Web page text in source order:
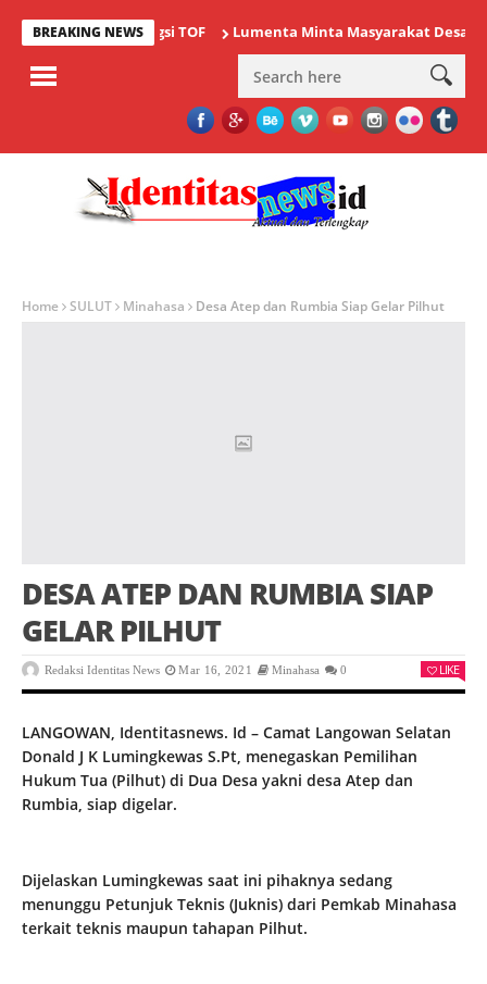
BREAKING NEWS
Ajang Bergengsi TOF Lumenta Minta Masyarakat Desa Tolok
Home SULUT Minahasa Desa Atep dan Rumbia Siap Gelar Pilhut
DESA ATEP DAN RUMBIA SIAP
GELAR PILHUT
Redaksi Identitas News Mar 16, 2021 Minahasa 0 LIKE
LANGOWAN, Identitasnews. Id – Camat Langowan Selatan
Donald J K Lumingkewas S.Pt, menegaskan Pemilihan
Hukum Tua (Pilhut) di Dua Desa yakni desa Atep dan
Rumbia, siap digelar.
Dijelaskan Lumingkewas saat ini pihaknya sedang
menunggu Petunjuk Teknis (Juknis) dari Pemkab Minahasa
terkait teknis maupun tahapan Pilhut.